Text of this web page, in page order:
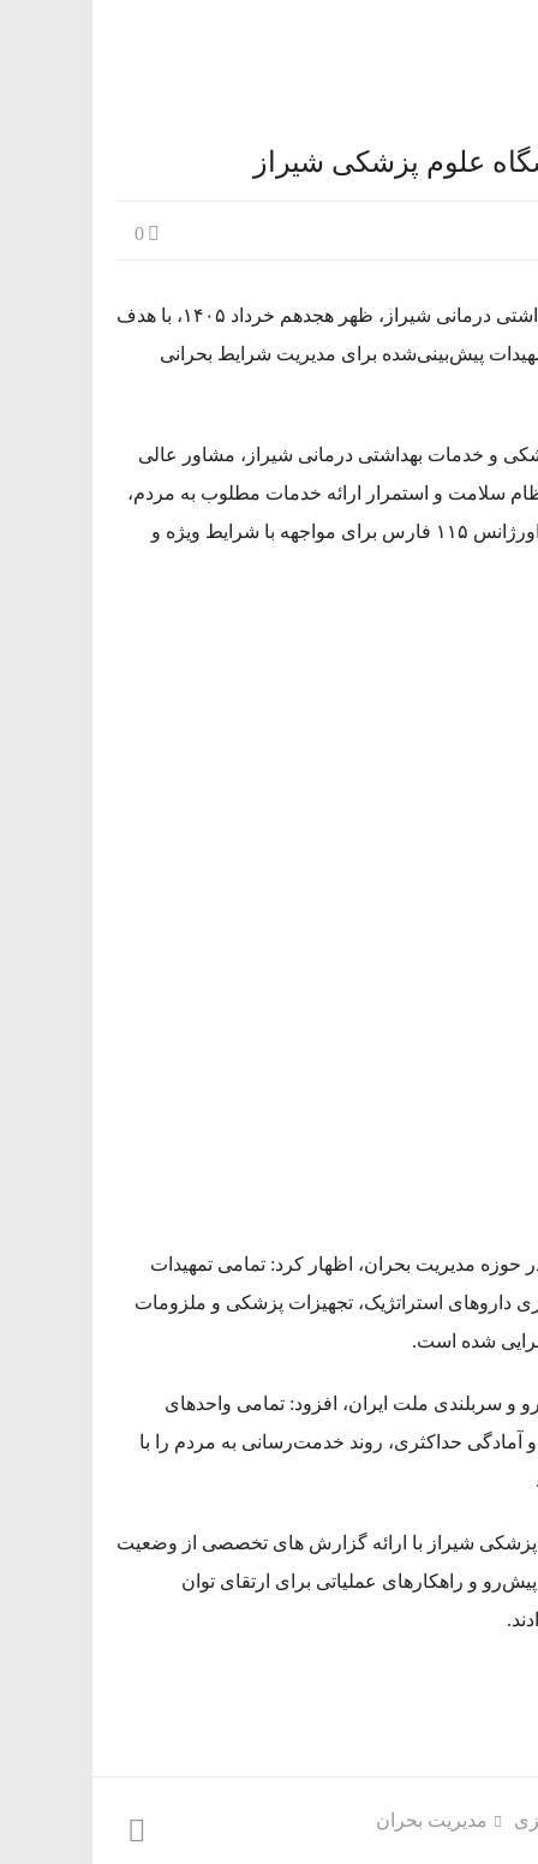
علوم پزشکی شیراز
0
نشست ستاد مدیریت بحران دانشگاه علوم پزشکی و خدمات بهداشتی درمانی شیراز، ظهر هجدهم خرداد ۱۴۰۵، با هدف
پیش‌بینی‌شده برای مدیریت شرایط بحرانی
و خدمات بهداشتی درمانی شیراز، مشاور عالی
سلامت و استمرار ارائه خدمات مطلوب به مردم،
از آمادگی کامل مجموعه‌های بهداشت، درمان، دارو، پشتیبانی و اورژانس ۱۱۵ فارس برای مواجهه با شرایط ویژه و
حوزه مدیریت بحران، اظهار کرد: تمامی تمهیدات
داروهای استراتژیک، تجهیزات پزشکی و ملزومات
شده است.
و سربلندی ملت ایران، افزود: تمامی واحدهای
حداکثری، روند خدمت‌رسانی به مردم را با
پزشکی شیراز با ارائه گزارش ‌های تخصصی از وضعیت
و راهکارهای عملیاتی برای ارتقای توان
مدیریت بحران